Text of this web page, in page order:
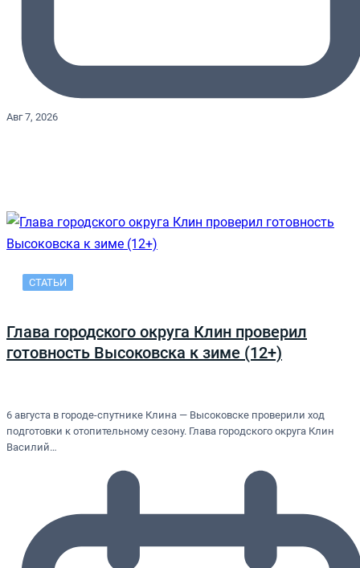
Авг 7, 2026
СТАТЬИ
Глава городского округа Клин проверил
готовность Высоковска к зиме (12+)
6 августа в городе-спутнике Клина — Высоковске проверили ход
подготовки к отопительному сезону. Глава городского округа Клин
Василий…